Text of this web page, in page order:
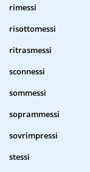
rimessi
risottomessi
ritrasmessi
sconnessi
sommessi
soprammessi
sovrimpressi
stessi